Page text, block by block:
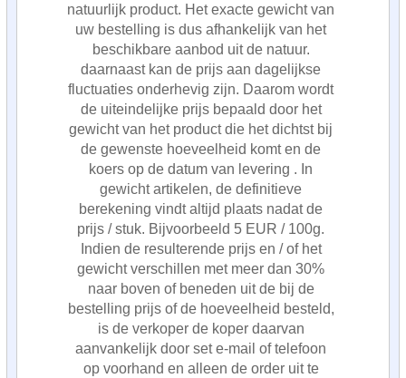
natuurlijk product. Het exacte gewicht van
uw bestelling is dus afhankelijk van het
beschikbare aanbod uit de natuur.
daarnaast kan de prijs aan dagelijkse
fluctuaties onderhevig zijn. Daarom wordt
de uiteindelijke prijs bepaald door het
gewicht van het product die het dichtst bij
de gewenste hoeveelheid komt en de
koers op de datum van levering . In
gewicht artikelen, de definitieve
berekening vindt altijd plaats nadat de
prijs / stuk. Bijvoorbeeld 5 EUR / 100g.
Indien de resulterende prijs en / of het
gewicht verschillen met meer dan 30%
naar boven of beneden uit de bij de
bestelling prijs of de hoeveelheid besteld,
is de verkoper de koper daarvan
aanvankelijk door set e-mail of telefoon
op voorhand en alleen de order uit te